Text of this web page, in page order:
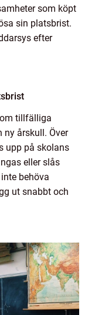
som köpt
sin platsbrist.
efter
tillfälliga
ny årskull. Över
upp på skolans
eller slås
behöva
ut snabbt och